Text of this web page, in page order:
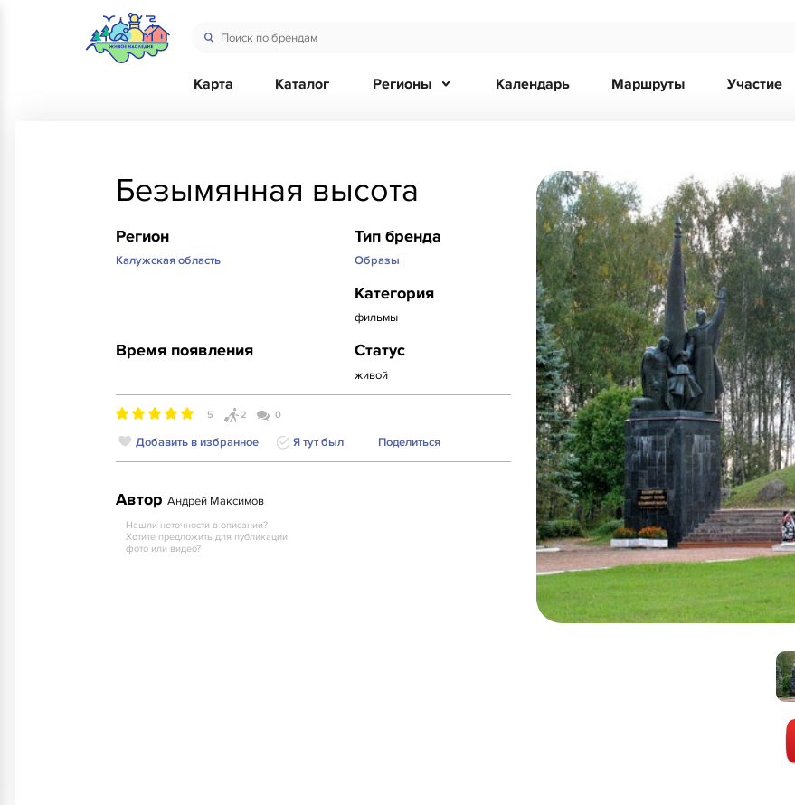
Карта Каталог Регионы Календарь Маршруты Участие
Безымянная высота
Регион
Калужская область
Тип бренда
Образы
Категория
фильмы
Время появления Статус
живой
5 2 0
Добавить в избранное Я тут был Поделиться
Автор Андрей Максимов
Нашли неточности в описании?
Хотите предложить для публикации
фото или видео?